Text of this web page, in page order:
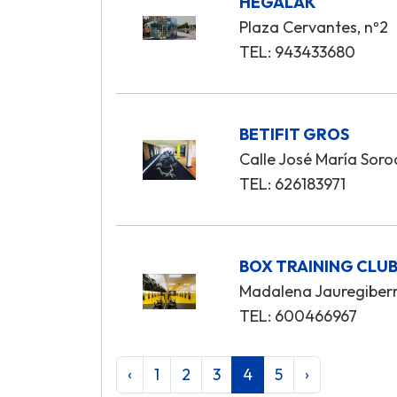
Plaza Cervantes, nº2
TEL: 943433680
BETIFIT GROS
Calle José María
TEL: 626183971
BOX TRAINING CLUB
Madalena
TEL: 600466967
‹ 1 2 3 4 5 ›